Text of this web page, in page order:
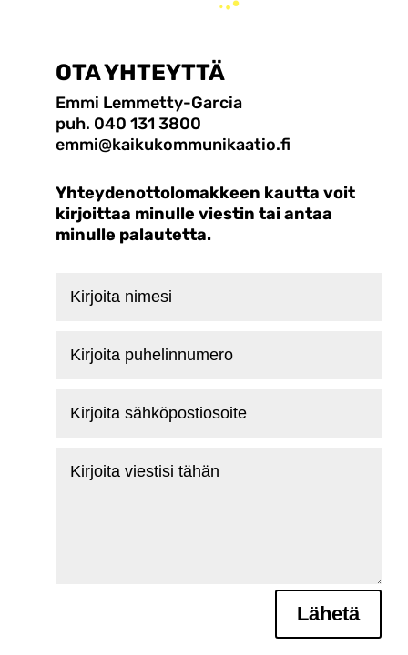
OTA YHTEYTTÄ
Emmi Lemmetty-Garcia
puh. 040 131 3800
emmi@kaikukommunikaatio.fi
Yhteydenottolomakkeen kautta voit
kirjoittaa minulle viestin tai antaa
minulle palautetta.
nimesi
puhelinnumero
sähköpostiosoite
viestisi
Lähetä